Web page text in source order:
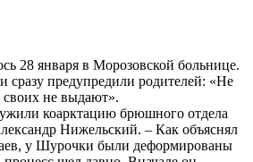
28 января в Морозовской больнице.
сразу предупредили родителей: «Не
не выдают».
коарктацию брюшного отдела
Нижельский. – Как объяснял
у Шурочки были деформированы